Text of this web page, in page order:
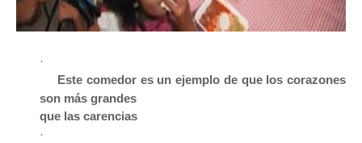
·
Este comedor es un ejemplo de que los corazones
son más grandes
que las carencias
·